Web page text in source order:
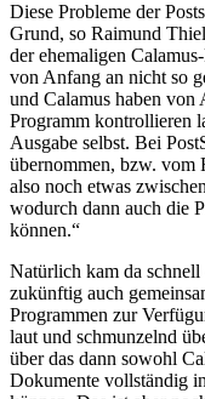
Diese Probleme der
Grund, so Raimund
der ehemaligen
von Anfang an nicht so
und Calamus haben
Programm kontrollieren
Ausgabe selbst. Bei
übernommen, bzw. vom
also noch etwas
wodurch dann auch die
können.“
Natürlich kam da
zukünftig auch
Programmen zur
laut und schmunzelnd
über das dann sowohl
Dokumente vollständig